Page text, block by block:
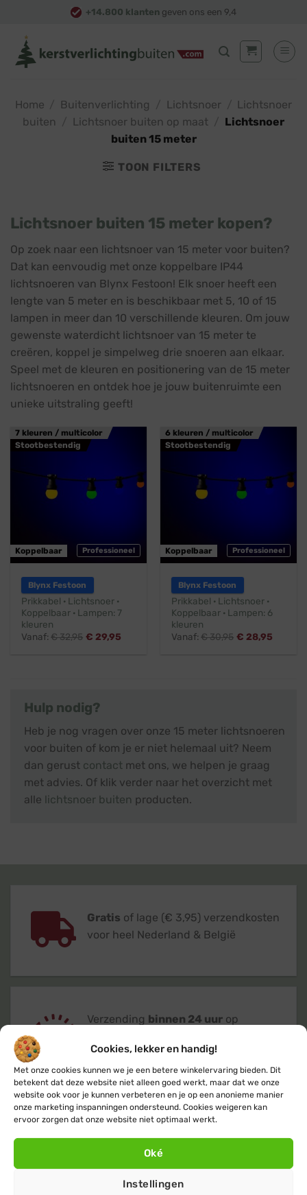
Cookies, lekker en handig!
Met onze cookies kunnen we je een betere winkelervaring bieden. Dit
betekent dat deze website niet alleen goed werkt, maar dat we onze
website ook voor je kunnen verbeteren en je op een anonieme manier
onze marketing inspanningen ondersteund. Cookies weigeren kan
ervoor zorgen dat onze website niet optimaal werkt.
Oké
Instellingen
content
+14.800 klanten geven ons een 9,4
Home Buitenverlichting Lichtsnoer
Lichtsnoer
buiten
Lichtsnoer buiten op maat
Lichtsnoer
buiten 15 meter
TOON FILTERS
Lichtsnoer buiten 15 meter kopen?
Op zoek naar een lichtsnoer van 15 meter voor buiten?
Dat kan eenvoudig met onze koppelbare IP44
lichtsnoeren van Blynx Festoon! Elk snoer heeft een
lengte van 5 meter en is beschikbaar met 5, 10 of 15
lampen in meer dan 10 verschillende kleuren. Om jouw
gewenste waterdicht lichtsnoer van 15 meter te
creëren, koppel je simpelweg drie snoeren aan elkaar.
Speel met de kleuren en positionering van de 15 meter
lichtsnoeren en ontdek hoe je jouw buitenruimte een
unieke uitstraling geeft!
7 kleuren / multicolor
Stootbestendig
Professioneel
Koppelbaar
Blynx Festoon
Prikkabel · Lichtsnoer ·
Koppelbaar · Lampen: 7
kleuren
Vanaf:€32,95 € 29,95
6 kleuren / multicolor
Stootbestendig
Professioneel
Koppelbaar
Blynx Festoon
Prikkabel · Lichtsnoer ·
Koppelbaar · Lampen: 6
kleuren
Vanaf:€30,95 € 28,95
Hulp nodig?
Heb je nog vragen over onze 15 meter lichtsnoeren
voor buiten of kom je er niet helemaal uit? Neem
dan gerust contact met ons, we helpen je graag
met advies. Of klik verder naar het overzicht met
alle lichtsnoer buiten producten.
Gratis of lage (€ 3,95) verzendkosten
voor heel Nederland & België
Verzending binnen 24 uur op
beoordelingen